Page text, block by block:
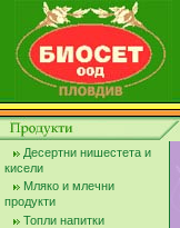
Десертни нишестета и
кисели
Мляко и млечни
продукти
Топли напитки